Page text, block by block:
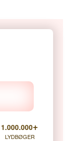
1.000.000+
LYDBØGER